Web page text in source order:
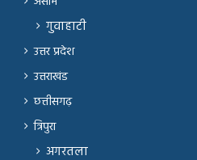
गुवाहाटी
उत्तर प्रदेश
उत्तराखंड
छत्तीसगढ़
त्रिपुरा
अगरतला